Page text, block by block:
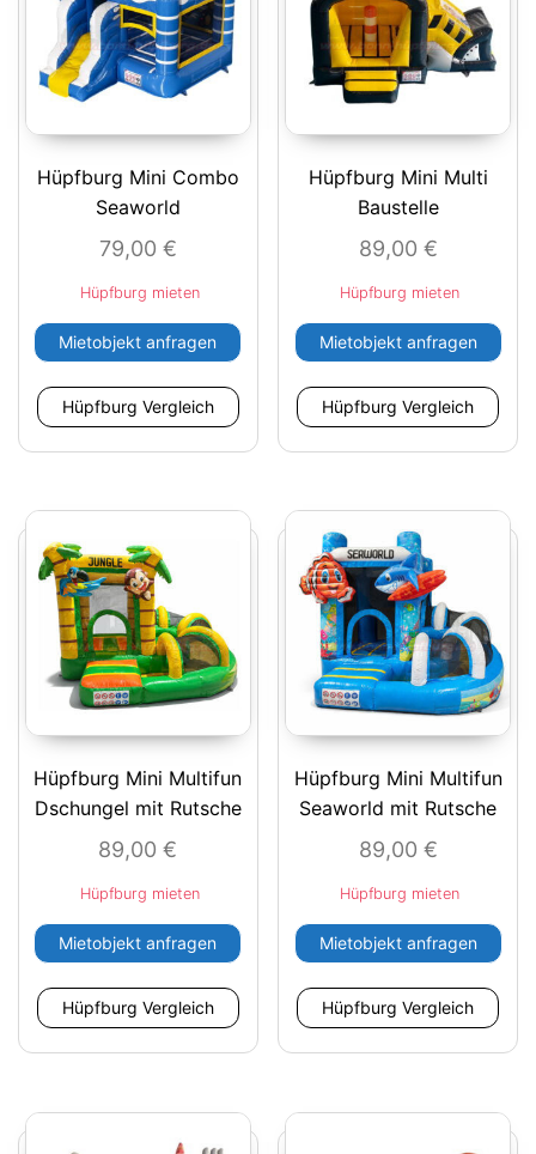
Hüpfburg Mini Combo
Seaworld
79,00 €
Hüpfburg mieten
Mietobjekt anfragen
Hüpfburg Vergleich
Hüpfburg Mini Multi
Baustelle
89,00 €
Hüpfburg mieten
Mietobjekt anfragen
Hüpfburg Vergleich
Hüpfburg Mini Multifun
Dschungel mit Rutsche
89,00€
Hüpfburg mieten
Mietobjekt anfragen
Hüpfburg Vergleich
Hüpfburg Mini Multifun
Seaworld mit Rutsche
89,00 €
Hüpfburg mieten
Mietobjekt anfragen
Hüpfburg Vergleich